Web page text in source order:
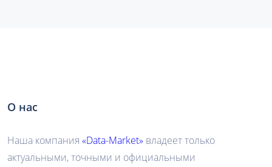
О нас
Наша компания «Data-Market» владеет только
актуальными, точными и официальными